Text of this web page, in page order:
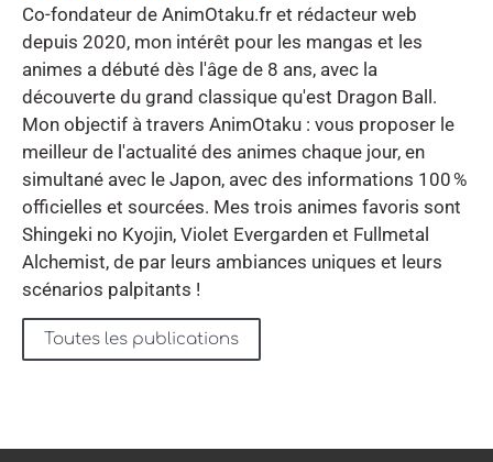
Co-fondateur de AnimOtaku.fr et rédacteur web
depuis 2020, mon intérêt pour les mangas et les
animes a débuté dès l'âge de 8 ans, avec la
découverte du grand classique qu'est Dragon Ball.
Mon objectif à travers AnimOtaku : vous proposer le
meilleur de l'actualité des animes chaque jour, en
simultané avec le Japon, avec des informations 100 %
officielles et sourcées. Mes trois animes favoris sont
Shingeki no Kyojin, Violet Evergarden et Fullmetal
Alchemist, de par leurs ambiances uniques et leurs
scénarios palpitants !
Toutes les publications